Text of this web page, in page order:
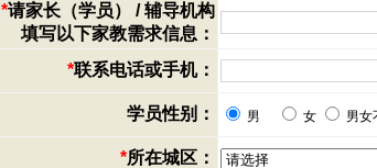
*请家长（学员） / 辅导机构
填写以下家教需求信息：
*联系电话或手机：
学员性别： 男 女 男女
*所在城区：